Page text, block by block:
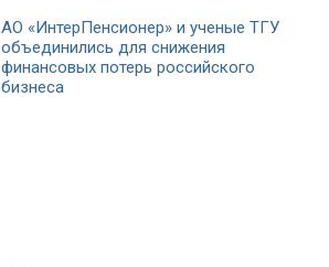
АО «ИнтерПенсионер» и ученые ТГУ
объединились для снижения
финансовых потерь российского
бизнеса